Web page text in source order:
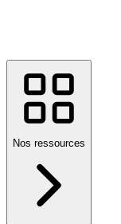
Nos ressources